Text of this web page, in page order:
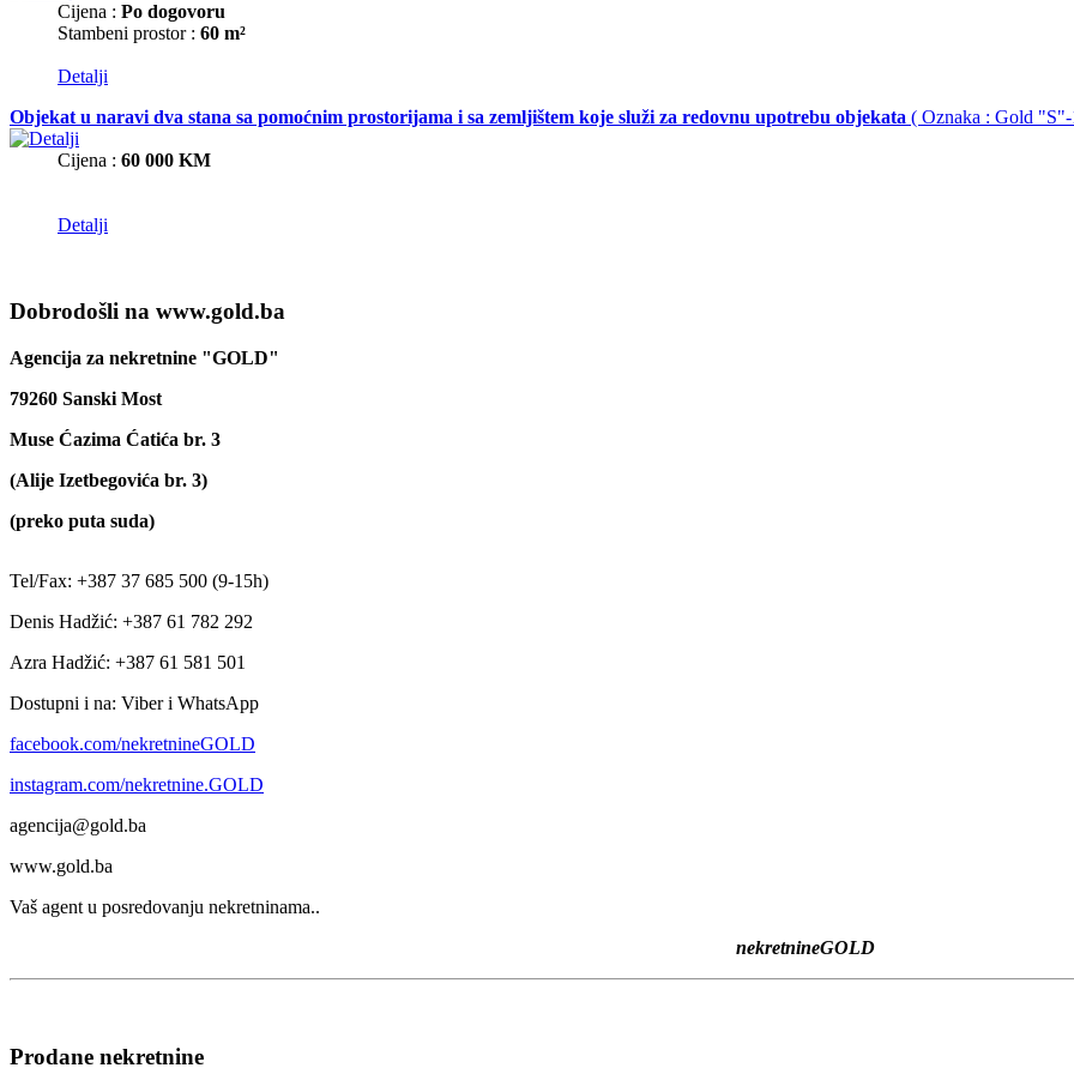
Cijena : Po dogovoru
Stambeni prostor : 60 m²
Detalji
Objekat u naravi dva stana sa pomoćnim prostorijama i sa zemljištem koje služi za redovnu upotrebu objekata ( Oznaka : Gold
Cijena : 60 000 KM
Detalji
Dobrodošli na www.gold.ba
Agencija za nekretnine "GOLD"
79260 Sanski Most
Muse Ćazima Ćatića br. 3
(Alije Izetbegovića br. 3)
(preko puta suda)
Tel/Fax: +387 37 685 500 (9-15h)
Denis Hadžić: +387 61 782 292
Azra Hadžić: +387 61 581 501
Dostupni i na: Viber i WhatsApp
facebook.com/nekretnineGOLD
instagram.com/nekretnine.GOLD
agencija@gold.ba
www.gold.ba
Vaš agent u posredovanju nekretninama..
nekretnineGOLD
Prodane nekretnine